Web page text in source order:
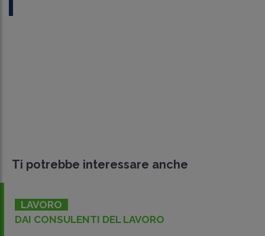
Ti potrebbe interessare anche
LAVORO
DAI CONSULENTI DEL LAVORO